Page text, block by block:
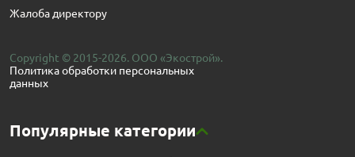
Жалоба директору
Copyright © 2015-2026. ООО «Экострой».
Политика обработки персональных
данных
Популярные категории